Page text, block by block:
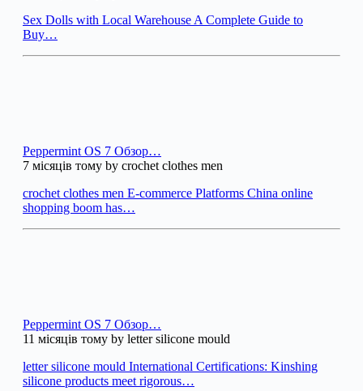
Sex Dolls with Local Warehouse A Complete Guide to
Buy…
Peppermint OS 7 Обзор…
7 місяців тому by crochet clothes men
crochet clothes men E-commerce Platforms China online
shopping boom has…
Peppermint OS 7 Обзор…
11 місяців тому by letter silicone mould
letter silicone mould International Certifications: Kinshing
silicone products meet rigorous…